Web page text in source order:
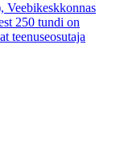
Veebikeskkonnas
250 tundi on
teenuseosutaja